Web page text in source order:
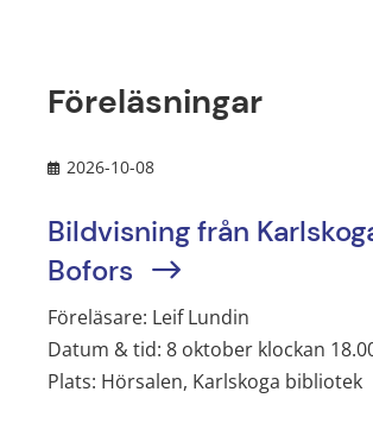
Föreläsningar
2026-10-08
Bildvisning från
Bofors
Föreläsare: Leif Lundin
Datum & tid: 8 oktober klockan
Plats: Hörsalen, Karlskoga bibliotek